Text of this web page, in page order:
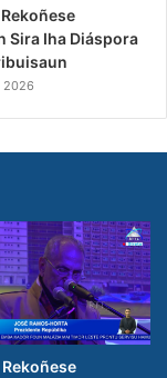
Sira Iha Diáspora
2026